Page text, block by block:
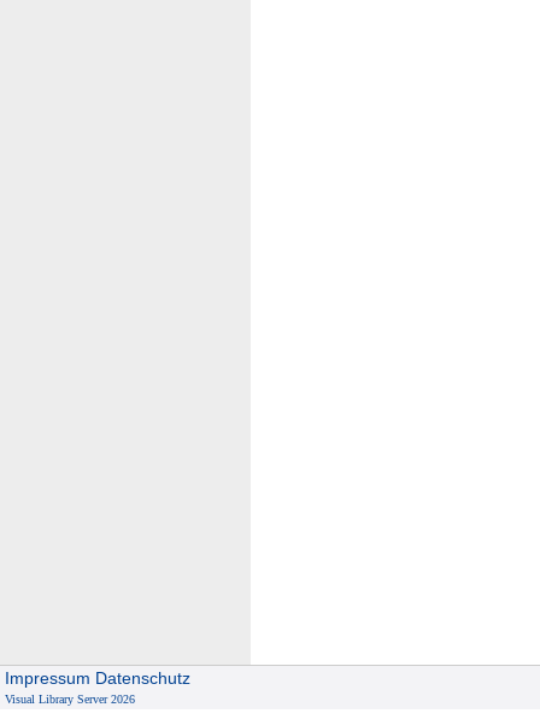
Impressum Datenschutz
Visual Library Server 2026